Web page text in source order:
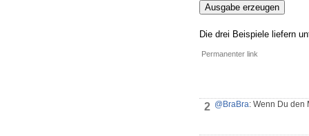
Ausgabe erzeugen
Die drei Beispiele liefern
Permanenter link
2 @BraBra: Wenn Du den